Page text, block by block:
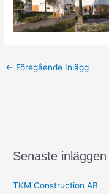
← Föregående Inlägg
Senaste inläggen
TKM Construction AB